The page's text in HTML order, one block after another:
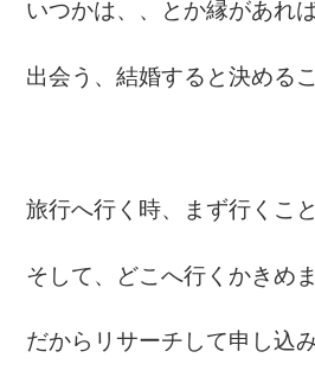
いつかは、、とか縁があれ
出会う、結婚すると決める
旅行へ行く時、まず行くこ
そして、どこへ行くかきめ
だからリサーチして申し込